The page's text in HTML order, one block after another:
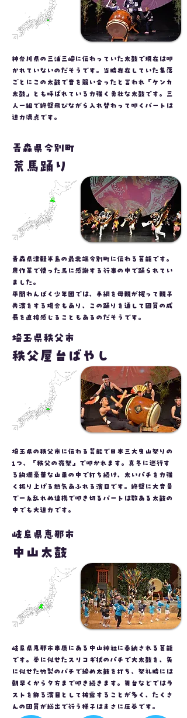
岐阜県恵那市
中山太鼓
岐阜県恵那市串原にある中山神社に奉納される芸能
です。拳に似せたスリコギ状のバチで大太鼓を、矢
に似せた竹製のバチで締め太鼓を打ち、祭礼時には
朝早くから夕方まで叩き続きます。舞台などではラ
ストを飾る演目として披露することが多く、たくさ
んの団員が総出で行う様子はまさに圧巻です。
埼玉県秩父市
秩父屋台ばやし
埼玉県の秩父市に伝わる芸能で日本三大曳山祭りの
1つ、「秩父の夜祭」で叩かれます。真冬に巡行す
る絢爛豪華な山車の中で打ち続け、太いバチを力強
く振り上げる熱気あふれる演目です。 終盤に大音量
で一糸乱れぬ連携で叩き切るパートは数ある太鼓の
中でも大迫力です。
青森県今別町
荒馬踊り
青森県津軽半島の最北端今別町に伝わる芸能です。
農作業で使った馬に感謝する行事の中で踊られてい
ました。
​平間わんぱく少年団では、手綱を母親が握って親子
共演をする場合もあり、この踊りを通して団員の成
長を直接感じることもあるのだそうです。
神奈川県の三浦三崎に伝わっていた太鼓で現在は叩
かれていないのだそうです。当時存在していた集落
ごとにこの太鼓で音を競い合ったと言われ「ケンカ
太鼓」とも呼ばれている力強く勇壮な太鼓です。三
人一組で終盤飛びながら入れ替わって叩くパートは
迫力満点です。